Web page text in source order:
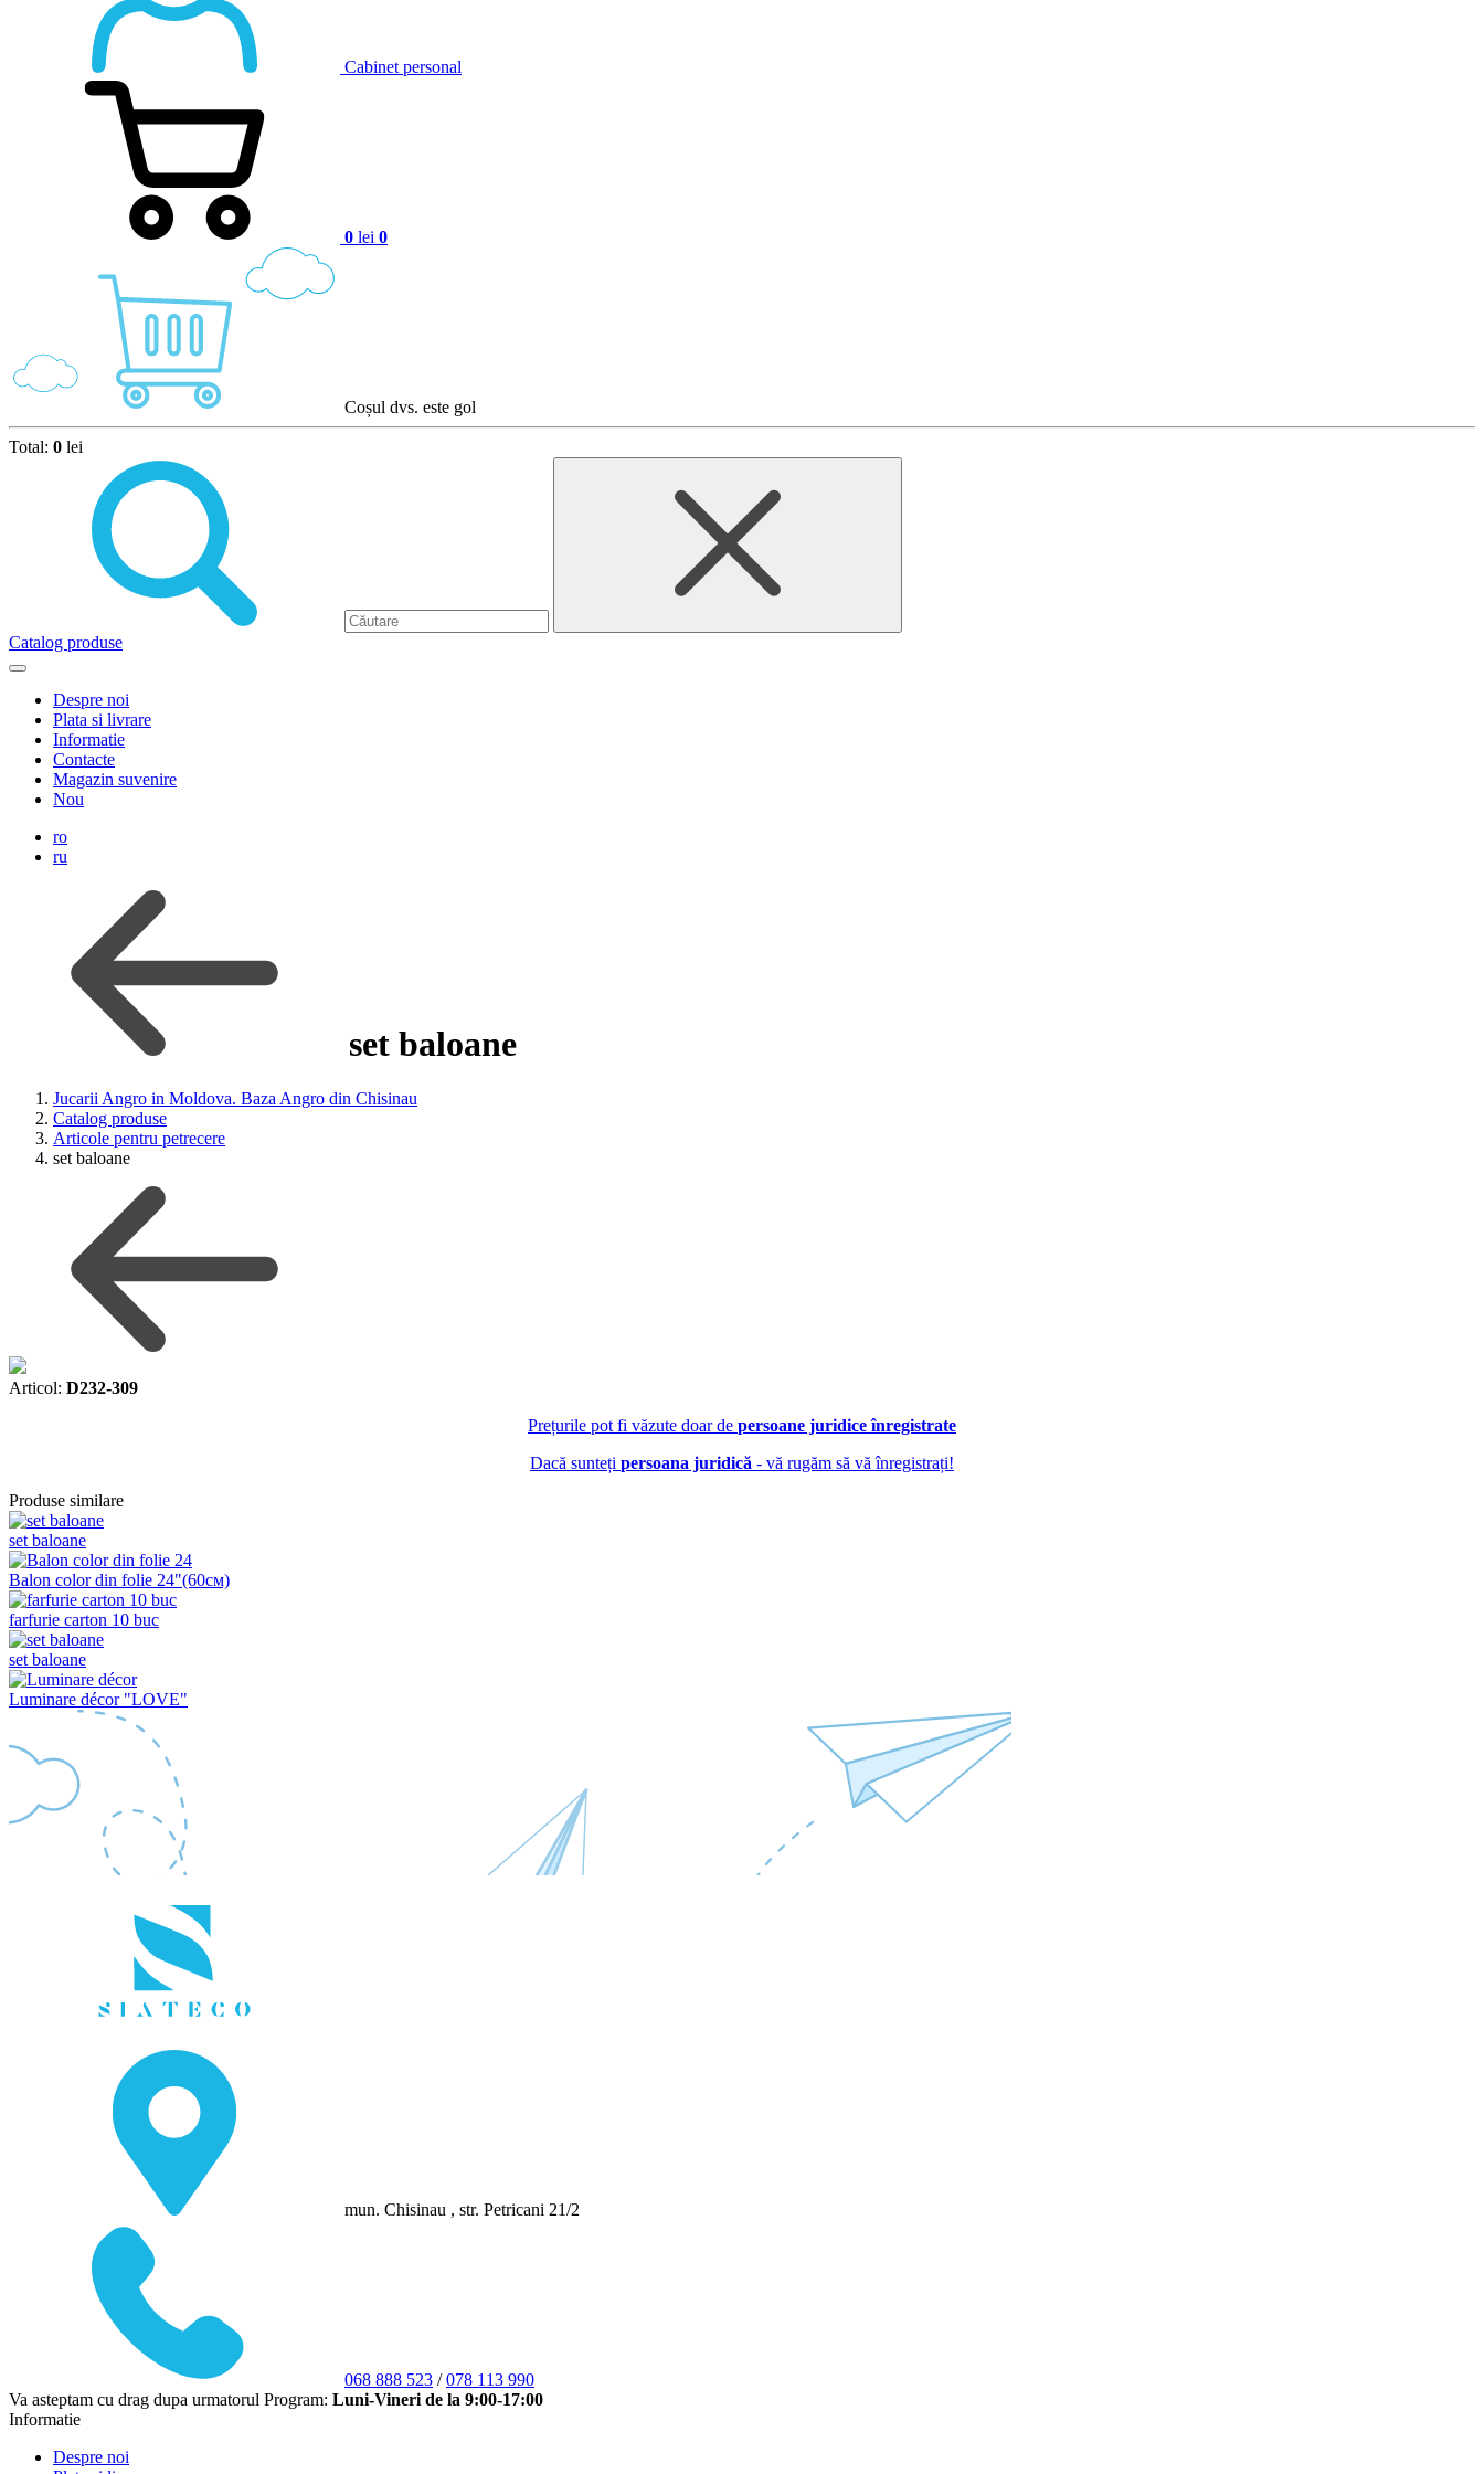
Cabinet personal
0 lei 0
Coșul dvs. este gol
Total: 0 lei
Catalog produse
Despre noi
Plata si livrare
Informatie
Contacte
Magazin suvenire
Nou
ro
ru
set baloane
Jucarii Angro in Moldova. Baza Angro din Chisinau
Catalog produse
Articole pentru petrecere
set baloane
Articol: D232-309
Prețurile pot fi văzute doar de persoane juridice înregistrate
Dacă sunteți persoana juridică - vă rugăm să vă înregistrați!
Produse similare
set baloane
Balon color din folie 24"(60см)
farfurie carton 10 buc
set baloane
Luminare décor "LOVE"
mun. Chisinau , str. Petricani 21/2
068 888 523 /078 113 990
Va asteptam cu drag dupa urmatorul Program: Luni-Vineri de la 9:00-17:00
Informatie
Despre noi